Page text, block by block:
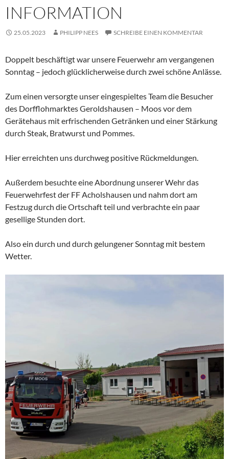
INFORMATION
25.05.2023 PHILIPP NEES SCHREIBE EINEN KOMMENTAR
Doppelt beschäftigt war unsere Feuerwehr am vergangenen
Sonntag – jedoch glücklicherweise durch zwei schöne Anlässe.
Zum einen versorgte unser eingespieltes Team die Besucher
des Dorfflohmarktes Geroldshausen – Moos vor dem
Gerätehaus mit erfrischenden Getränken und einer Stärkung
durch Steak, Bratwurst und Pommes.
Hier erreichten uns durchweg positive Rückmeldungen.
Außerdem besuchte eine Abordnung unserer Wehr das
Feuerwehrfest der FF Acholshausen und nahm dort am
Festzug durch die Ortschaft teil und verbrachte ein paar
gesellige Stunden dort.
Also ein durch und durch gelungener Sonntag mit bestem
Wetter.